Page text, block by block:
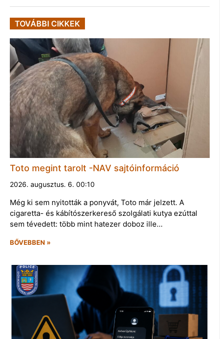
TOVÁBBI CIKKEK
Toto megint tarolt -NAV sajtóinformáció
2026. augusztus. 6. 00:10
Még ki sem nyitották a ponyvát, Toto már jelzett. A
cigaretta- és kábítószerkereső szolgálati kutya ezúttal
sem tévedett: több mint hatezer doboz ille…
BŐVEBBEN »